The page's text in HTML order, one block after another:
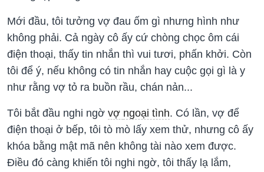
Mới đầu, tôi tưởng vợ đau ốm gì nhưng hình như
không phải. Cả ngày cô ấy cứ chòng chọc ôm cái
điện thoại, thấy tin nhắn thì vui tươi, phấn khởi. Còn
tôi để ý, nếu không có tin nhắn hay cuộc gọi gì là y
như rằng vợ tỏ ra buồn rầu, chán nản...
Tôi bắt đầu nghi ngờ vợ ngoại tình. Có lần, vợ để
điện thoại ở bếp, tôi tò mò lấy xem thử, nhưng cô ấy
khóa bằng mật mã nên không tài nào xem được.
Điều đó càng khiến tôi nghi ngờ, tôi thấy lạ lắm,